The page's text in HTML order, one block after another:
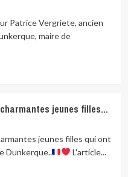
Patrice Vergriete, ancien
maire de
jeunes filles…
jeunes filles qui ont
Dunkerque..
L'article...